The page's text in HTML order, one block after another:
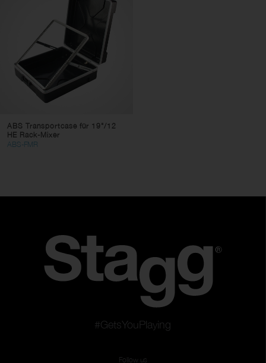
ABS Transportcase für 19"/12
HE Rack-Mixer
ABS-FMR
#GetsYouPlaying
Follow us